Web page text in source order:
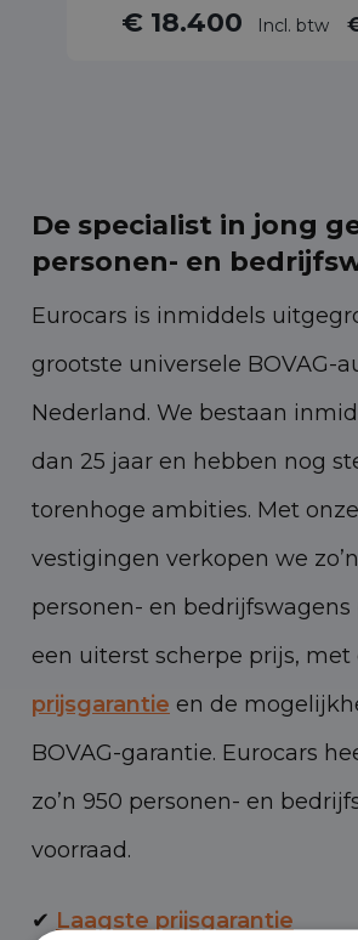
€ 18.400 Incl. btw
De specialist in jong
personen- en
Eurocars is inmiddels
grootste universele BOVAG-
Nederland. We bestaan
dan 25 jaar en hebben nog
torenhoge ambities. Met onze
vestigingen verkopen we
personen- en bedrijfswagens
een uiterst scherpe prijs, met
prijsgarantie en de
BOVAG-garantie. Eurocars
zo’n 950 personen- en
voorraad.
✔ Laagste prijsgarantie